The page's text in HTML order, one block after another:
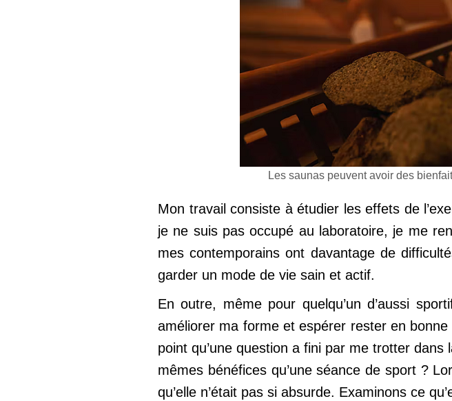
Les saunas peuvent avoir des
Mon travail consiste à étudier les effets de
je ne suis pas occupé au laboratoire, je me
mes contemporains ont davantage de
garder un mode de vie sain et actif.
En outre, même pour quelqu’un d’aussi
améliorer ma forme et espérer rester en
point qu’une question a fini par me trotter
mêmes bénéfices qu’une séance de sport ?
qu’elle n’était pas si absurde. Examinons ce